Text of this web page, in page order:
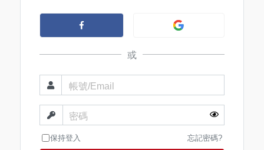
或
帳號/Email
密碼
保持登入 忘記密碼?